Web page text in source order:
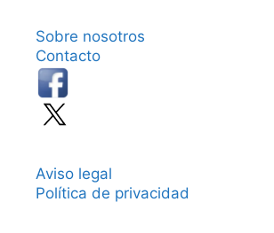
Sobre nosotros
Contacto
Aviso legal
Política de privacidad